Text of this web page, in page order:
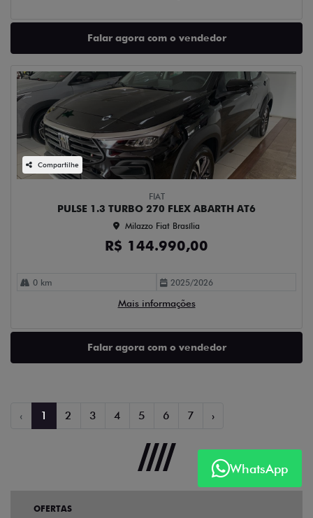
Falar agora com o vendedor
Compartilhe
FIAT
PULSE 1.3 TURBO 270 FLEX ABARTH AT6
Milazzo Fiat Brasília
R$ 144.990,00
0 km 2025/2026
Mais informações
Falar agora com o vendedor
‹ 1 2 3 4 5 6 7 ›
WhatsApp
OFERTAS